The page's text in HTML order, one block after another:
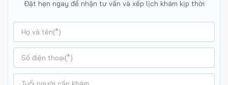
Đặt hẹn ngay để nhận tư vấn và xếp lịch khám kịp thời